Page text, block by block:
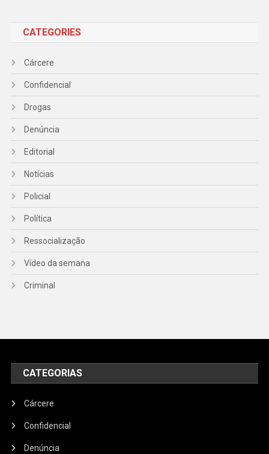
CATEGORIES
Cárcere
Confidencial
Drogas
Denúncia
Editorial
Notícias
Policial
Política
Ressocialização
Vídeo da semana
Criminal
CATEGORIAS
Cárcere
Confidencial
Denúncia